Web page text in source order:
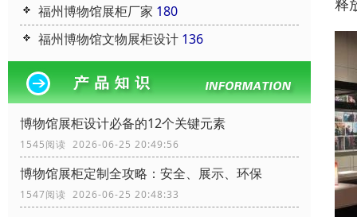
福州博物馆展柜厂家 180
福州博物馆文物展柜设计 136
博物馆展柜设计必备的12个关键元素
1545阅读 2026-06-25 20:49:56
博物馆展柜定制全攻略：安全、展示、环保
1547阅读 2026-06-25 20:48:33
释